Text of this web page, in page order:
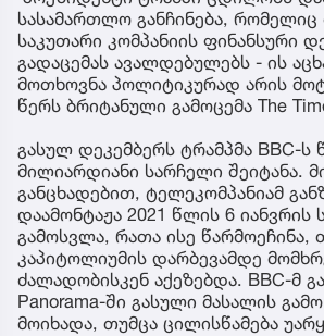
სასამართლო განჩინება, რომელიც
საკუთარი კომპანიის ფინანსური
გადაცემას ავალდებულებს - ის
მოთხოვნა პოლიტიკურად არის
წერს ბრიტანული გამოცემა The
გასულ დეკემბერს ტრამპმა BBC-ს
მილიარდიანი სარჩელი შეიტანა.
განცხადებით, ტელეკომპანიამ
დაამონტაჟა 2021 წლის 6 იანვრის
გამოსვლა, რათა ისე წარმოეჩინა,
კაპიტოლიუმის დარბევამდე
ძალადობისკენ აქეზებდა. BBC-მ
Panorama-ში გასული მასალის
მოიხადა, თუმცა ცილისწამება